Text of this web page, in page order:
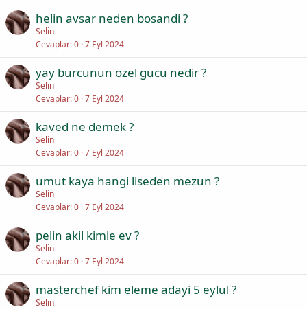
helin avsar neden bosandi ?
Selin
Cevaplar 0 7 Eyl 2024
yay burcunun ozel gucu nedir ?
Selin
Cevaplar 0 7 Eyl 2024
kaved ne demek ?
Selin
Cevaplar 0 7 Eyl 2024
umut kaya hangi liseden mezun ?
Selin
Cevaplar 0 7 Eyl 2024
pelin akil kimle ev ?
Selin
Cevaplar 0 7 Eyl 2024
masterchef kim eleme adayi 5 eylul ?
Selin